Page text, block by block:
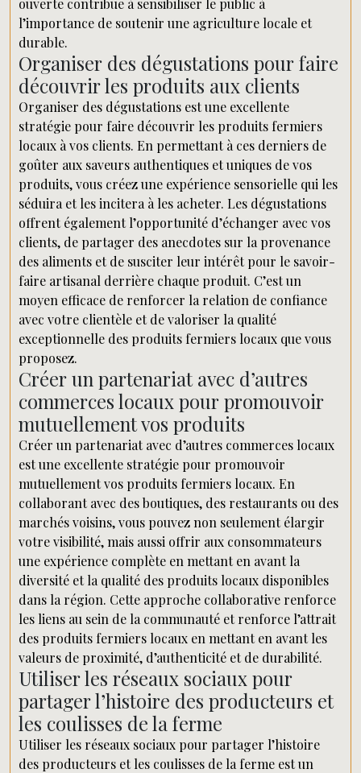
ouverte contribue à sensibiliser le public à
l’importance de soutenir une agriculture locale et
durable.
Organiser des dégustations pour faire
découvrir les produits aux clients
Organiser des dégustations est une excellente
stratégie pour faire découvrir les produits fermiers
locaux à vos clients. En permettant à ces derniers de
goûter aux saveurs authentiques et uniques de vos
produits, vous créez une expérience sensorielle qui les
séduira et les incitera à les acheter. Les dégustations
offrent également l’opportunité d’échanger avec vos
clients, de partager des anecdotes sur la provenance
des aliments et de susciter leur intérêt pour le savoir-
faire artisanal derrière chaque produit. C’est un
moyen efficace de renforcer la relation de confiance
avec votre clientèle et de valoriser la qualité
exceptionnelle des produits fermiers locaux que vous
proposez.
Créer un partenariat avec d’autres
commerces locaux pour promouvoir
mutuellement vos produits
Créer un partenariat avec d’autres commerces locaux
est une excellente stratégie pour promouvoir
mutuellement vos produits fermiers locaux. En
collaborant avec des boutiques, des restaurants ou des
marchés voisins, vous pouvez non seulement élargir
votre visibilité, mais aussi offrir aux consommateurs
une expérience complète en mettant en avant la
diversité et la qualité des produits locaux disponibles
dans la région. Cette approche collaborative renforce
les liens au sein de la communauté et renforce l’attrait
des produits fermiers locaux en mettant en avant les
valeurs de proximité, d’authenticité et de durabilité.
Utiliser les réseaux sociaux pour
partager l’histoire des producteurs et
les coulisses de la ferme
Utiliser les réseaux sociaux pour partager l’histoire
des producteurs et les coulisses de la ferme est un